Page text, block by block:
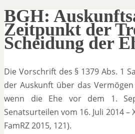
BGH:
Zeitpunkt der
Scheidung der
Die Vorschrift des § 1379 Abs. 1
der Auskunft über das
wenn die Ehe vor dem 1.
Senatsurteilen vom 16. Juli 2014 –
FamRZ 2015, 121).